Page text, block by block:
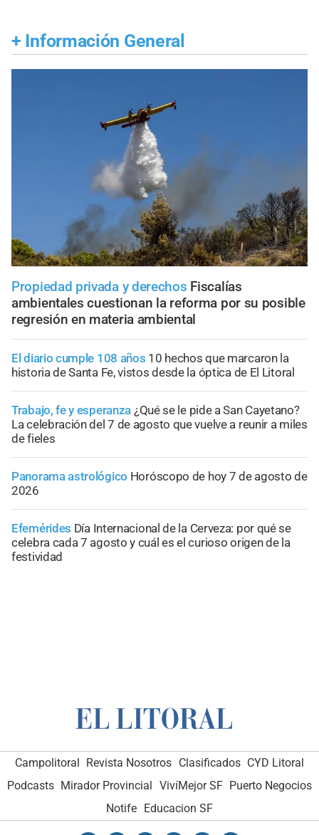
+ Información General
Propiedad privada y derechos Fiscalías
ambientales cuestionan la reforma por su posible
regresión en materia ambiental
El diario cumple 108 años 10 hechos que marcaron la
historia de Santa Fe, vistos desde la óptica de El Litoral
Trabajo, fe y esperanza ¿Qué se le pide a San Cayetano?
La celebración del 7 de agosto que vuelve a reunir a miles
de fieles
Panorama astrológico Horóscopo de hoy 7 de agosto de
2026
Efemérides Día Internacional de la Cerveza: por qué se
celebra cada 7 agosto y cuál es el curioso origen de la
festividad
Campolitoral Revista Nosotros Clasificados CYD Litoral
Podcasts Mirador Provincial VivíMejor SF Puerto Negocios
Notife
Educacion SF